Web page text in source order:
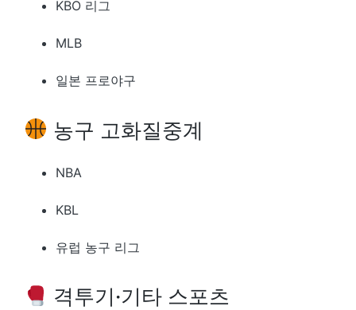
KBO 리그
MLB
일본 프로야구
농구 고화질중계
NBA
KBL
유럽 농구 리그
격투기·기타 스포츠